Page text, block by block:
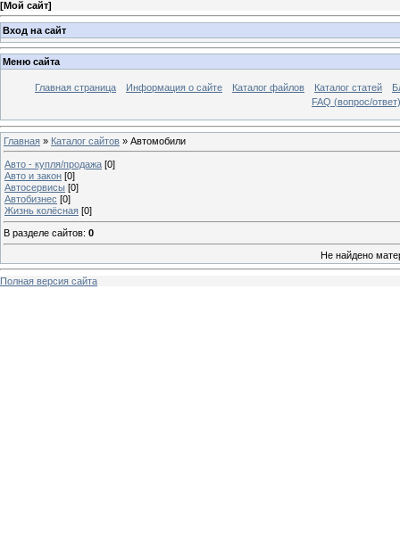
[Мой сайт]
Вход на сайт
Меню сайта
Главная страница Информация о сайте Каталог файлов Каталог статей
FAQ (вопрос/ответ)
Главная » Каталог сайтов » Автомобили
Авто - купля/продажа [0]
Авто и закон [0]
Автосервисы [0]
Автобизнес [0]
Жизнь колёсная [0]
В разделе сайтов: 0
Не найдено
Полная версия сайта